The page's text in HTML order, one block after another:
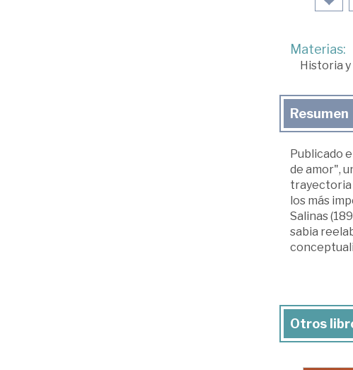
Materias:
Historia y
Resumen
Publicado
de amor",
trayectoria
los más
Salinas
sabia
Otros